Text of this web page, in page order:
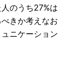
のうち27%は
きか考えなお
ニケーション